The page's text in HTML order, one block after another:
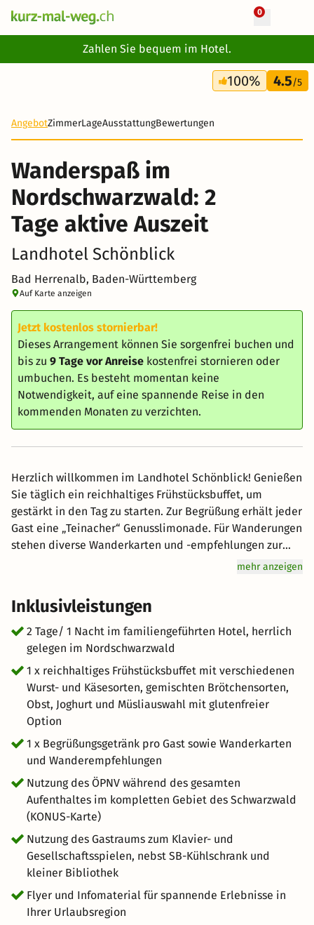
0
Zahlen Sie bequem im Hotel.
2 Tage
64 CHF
100% 4.5/5
AngebotZimmerLageAusstattungBewertungen
Wanderspaß im
Nordschwarzwald: 2
Tage aktive Auszeit
Landhotel Schönblick
Bad Herrenalb, Baden-Württemberg
Auf Karte anzeigen
Jetzt kostenlos stornierbar!
Dieses Arrangement können Sie sorgenfrei buchen und
bis zu 9 Tage vor Anreise kostenfrei stornieren oder
umbuchen. Es besteht momentan keine
Notwendigkeit, auf eine spannende Reise in den
kommenden Monaten zu verzichten.
Herzlich willkommen im Landhotel Schönblick! Genießen
Sie täglich ein reichhaltiges Frühstücksbuffet, um
gestärkt in den Tag zu starten. Zur Begrüßung erhält jeder
Gast eine „Teinacher“ Genusslimonade. Für Wanderungen
stehen diverse Wanderkarten und -empfehlungen zur
Verfügung, um die schönsten Routen im Schwarzwald zu
kostenfreie Parkplätze am Hotel sowie WLAN genutzt
werden. Zusätzlich ermöglicht die KONUS-Karte die
kostenfreie Nutzung des öffentlichen Nahverkehrs im
gesamten Schwarzwald. Als besonderen Vorteil gibt es 20
% Rabatt auf eine Runde auf dem 18-Loch-Golfplatz in
Bad Herrenalb.
mehr anzeigen
Inklusivleistungen
2 Tage/ 1 Nacht im familiengeführten Hotel, herrlich
gelegen im Nordschwarzwald
1 x reichhaltiges Frühstücksbuffet mit verschiedenen
Wurst- und Käsesorten, gemischten Brötchensorten,
Obst, Joghurt und Müsliauswahl mit glutenfreier
Option
1 x Begrüßungsgetränk pro Gast sowie Wanderkarten
und Wanderempfehlungen
Nutzung des ÖPNV während des gesamten
Aufenthaltes im kompletten Gebiet des Schwarzwald
(KONUS-Karte)
Nutzung des Gastraums zum Klavier- und
Gesellschaftsspielen, nebst SB-Kühlschrank und
kleiner Bibliothek
Flyer und Infomaterial für spannende Erlebnisse in
Ihrer Urlaubsregion